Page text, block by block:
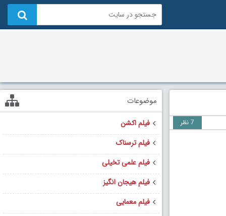
7 نظر
موضوعات
فیلم اکشن
فیلم ترسناک
فیلم علمی تخیلی
فیلم هیجان انگیز
فیلم معمایی